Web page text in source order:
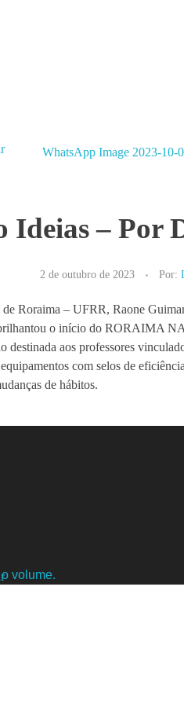
Ideias – Por
2 de outubro de 2023 Por:
Roraima – UFRR, Raone
o início do
aos professores
com selos de
de hábitos.
volume.